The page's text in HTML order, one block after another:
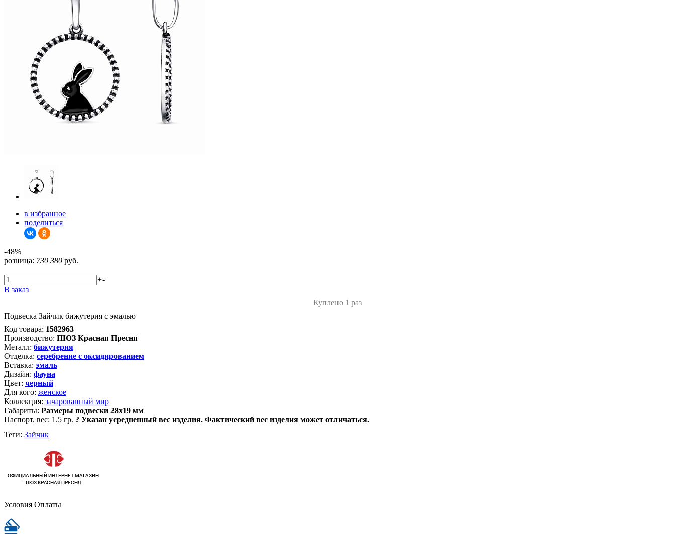
в избранное
поделиться
-48%
розница: 730 380 руб.
+-
В заказ
Куплено 1 раз
Подвеска Зайчик бижутерия с эмалью
Код товара: 1582963
Производство: ПЮЗ Красная Пресня
Металл: бижутерия
Отделка: серебрение с оксидированием
Вставка: эмаль
Дизайн: фауна
Цвет: черный
Для кого: женское
Коллекция: зачарованный мир
Габариты: Размеры подвески 28х19 мм
Паспорт. вес: 1.5 гр. ? Указан усредненный вес изделия. Фактический вес изделия может отличаться.
Теги: Зайчик
Условия Оплаты